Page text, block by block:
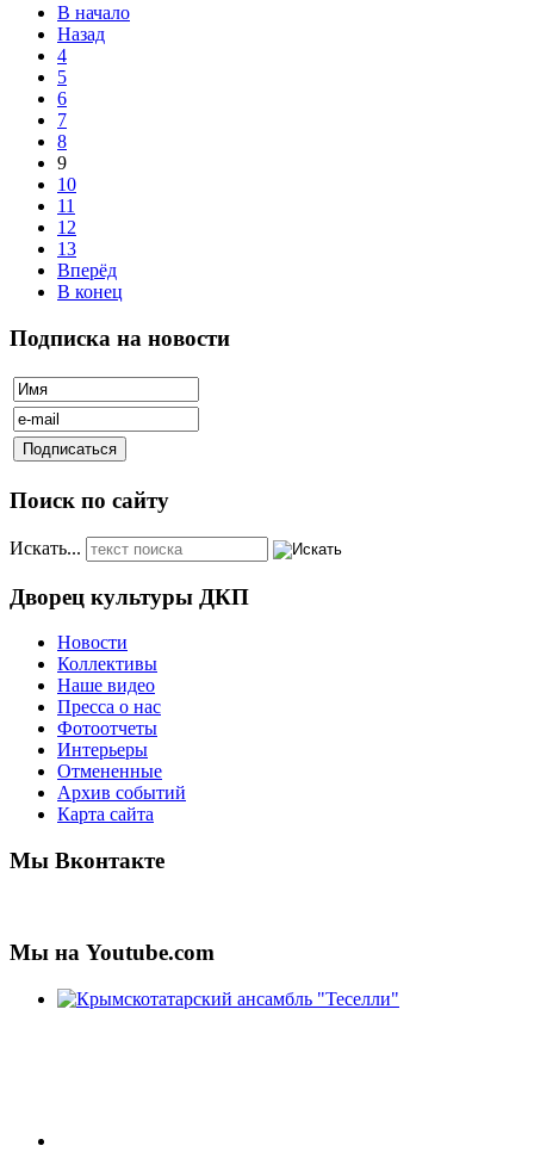
В начало
Назад
4
5
6
7
8
9
10
11
12
13
Вперёд
В конец
Подписка на новости
Поиск по сайту
Искать...
Дворец культуры ДКП
Новости
Коллективы
Наше видео
Пресса о нас
Фотоотчеты
Интерьеры
Отмененные
Архив событий
Карта сайта
Мы Вконтакте
Мы на Youtube.com